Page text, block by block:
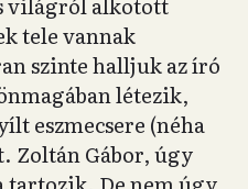
tele vannak
szinte halljuk az író
létezik,
eszmecsere (néha
Zoltán Gábor, úgy